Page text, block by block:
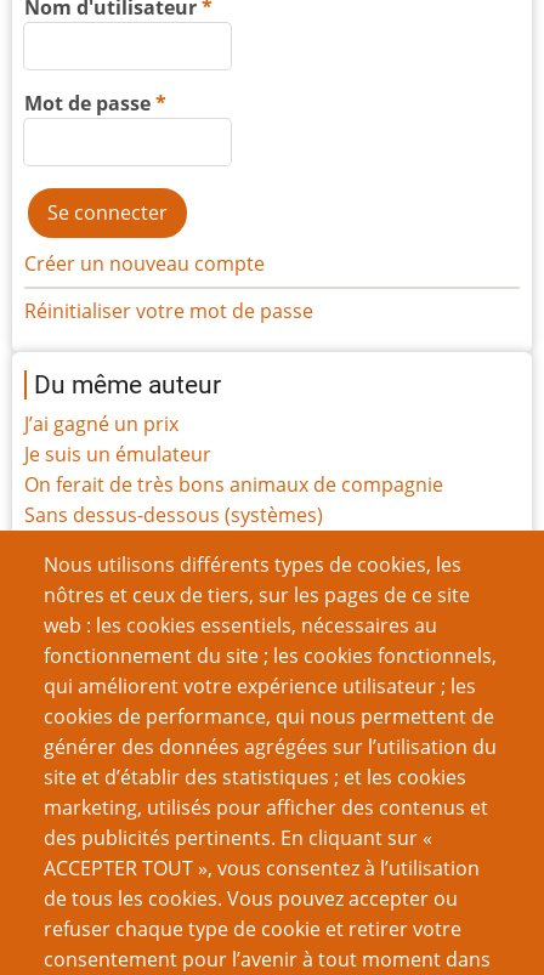
Nous utilisons différents types de cookies, les
nôtres et ceux de tiers, sur les pages de ce site
web : les cookies essentiels, nécessaires au
fonctionnement du site ; les cookies fonctionnels,
qui améliorent votre expérience utilisateur ; les
cookies de performance, qui nous permettent de
générer des données agrégées sur l’utilisation du
site et d’établir des statistiques ; et les cookies
marketing, utilisés pour afficher des contenus et
des publicités pertinents. En cliquant sur «
ACCEPTER TOUT », vous consentez à l’utilisation
de tous les cookies. Vous pouvez accepter ou
refuser chaque type de cookie et retirer votre
consentement pour l’avenir à tout moment dans
Nom d'utilisateur
Mot de passe
Créer un nouveau compte
Réinitialiser votre mot de passe
Du même auteur
J’ai gagné un prix
Je suis un émulateur
On ferait de très bons animaux de compagnie
Sans dessus-dessous (systèmes)
Rapport de mission
Ode aux Indés
Les jeux en une page sont-ils sans valeur ?
La Carte-X ne vous sauvera pas de tout
Défi du gamer : un jeu par saison
Pagination 1
Page
suivante
››
VOUS AIMEREZ AUSSI
Exilées dans l’indé, mais sans aucun regret
Romance et Jeu de Rôles : des biais de genre ?